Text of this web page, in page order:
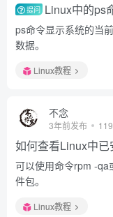
提问 Linux中的ps
ps命令显示系统的当
数据。
Linux教程
不念
3年前发布
如何查看Linux中已
可以使用命令rpm -qa
件包。
Linux教程